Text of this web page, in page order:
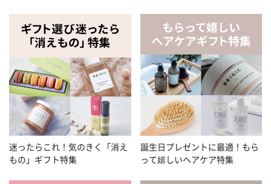
迷ったらこれ！気のきく「消え
もの」ギフト特集
誕生日プレゼントに最適！もら
って嬉しいヘアケア特集